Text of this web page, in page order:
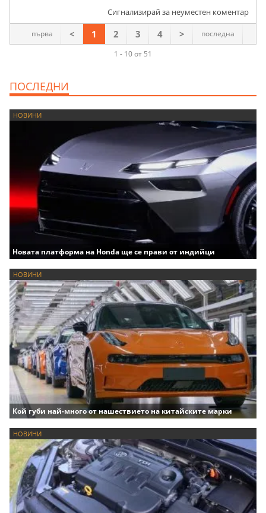
Сигнализирай за неуместен коментар
1 - 10 от 51
първа < 1 2 3 4 > последна
ПОСЛЕДНИ
НОВИНИ
Новата платформа на Honda ще се прави от индийци
НОВИНИ
Кой губи най-много от нашествието на китайските марки
НОВИНИ